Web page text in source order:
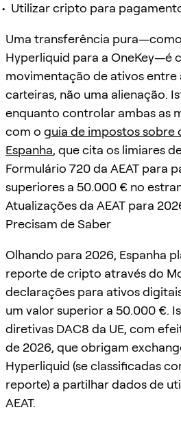
Utilizar cripto para
Uma transferência
Hyperliquid para a OneKey—é
movimentação de ativos entre
carteiras, não uma alienação.
enquanto controlar ambas as
com o guia de impostos sobre
Espanha, que cita os limiares
Formulário 720 da AEAT para
superiores a 50.000 € no
Atualizações da AEAT para
Precisam de Saber
Olhando para 2026, Espanha
reporte de cripto através do
declarações para ativos
um valor superior a 50.000 €.
diretivas DAC8 da UE, com
de 2026, que obrigam
Hyperliquid (se classificadas
reporte) a partilhar dados de
AEAT.